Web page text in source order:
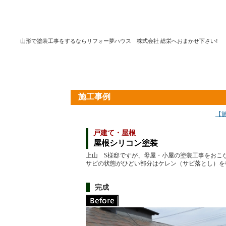
山形で塗装工事をするならリフォー夢ハウス 株式会社 総栄へおまかせ下さい!
施工事例
【
戸建て・屋根
屋根シリコン塗装
上山 S様邸ですが、母屋・小屋の塗装工事をおこ
サビの状態がひどい部分はケレン（サビ落とし）
完成